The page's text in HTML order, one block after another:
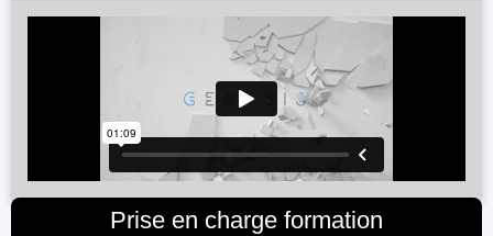
Prise en charge formation